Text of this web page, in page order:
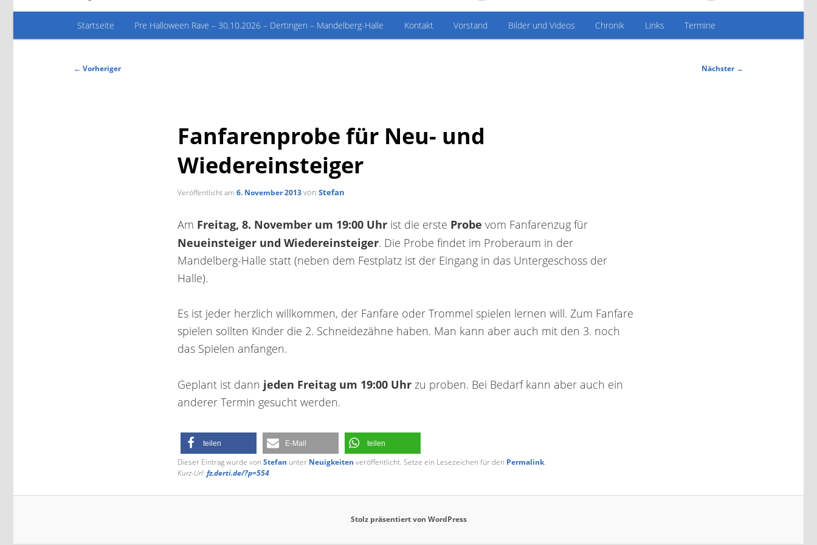
Startseite Pre Halloween Rave – 30.10.2026 – Dertingen – Mandelberg-Halle Kontakt Vorstand Bilder und Videos Chronik Links Termine
Beitragsnavigation
← Vorheriger Nächster →
Fanfarenprobe für Neu- und
Wiedereinsteiger
Veröffentlicht am6. November 2013vonStefan
Am Freitag, 8. November um 19:00 Uhr ist die erste Probe vom Fanfarenzug für
Neueinsteiger und Wiedereinsteiger. Die Probe findet im Proberaum in der
Mandelberg-Halle statt (neben dem Festplatz ist der Eingang in das Untergeschoss der
Halle).
Es ist jeder herzlich willkommen, der Fanfare oder Trommel spielen lernen will. Zum Fanfare
spielen sollten Kinder die 2. Schneidezähne haben. Man kann aber auch mit den 3. noch
das Spielen anfangen.
Geplant ist dann jeden Freitag um 19:00 Uhr zu proben. Bei Bedarf kann aber auch ein
anderer Termin gesucht werden.
teilen E-Mail teilen
Dieser Eintrag wurde vonStefan unter Neuigkeiten veröffentlicht. Setze ein Lesezeichen für den Permalink.
Kurz-Url:fz.derti.de/?p=554
Stolz präsentiert von WordPress